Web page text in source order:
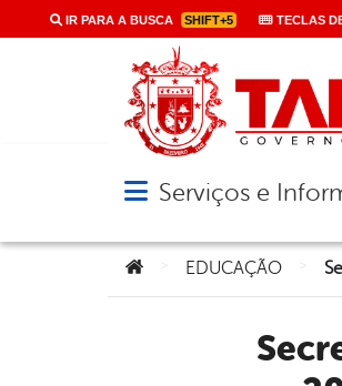
IR PARA A BUSCA SHIFT+5 TECLAS
Abrir menu principal de
Serviços e
Você está aqui:
EDUCAÇÃO
Secretaria de Educação e Esportes encerra ciclo formativo